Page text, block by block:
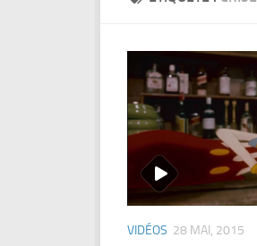
VIDÉOS 28 MAI, 2015